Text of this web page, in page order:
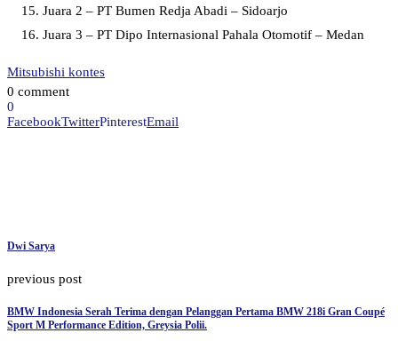
Juara 2 – PT Bumen Redja Abadi – Sidoarjo
Juara 3 – PT Dipo Internasional Pahala Otomotif – Medan
Mitsubishi kontes
0 comment
0
FacebookTwitterPinterestEmail
Dwi Sarya
previous post
BMW Indonesia Serah Terima dengan Pelanggan Pertama BMW 218i Gran Coupé
Sport M Performance Edition, Greysia Polii.